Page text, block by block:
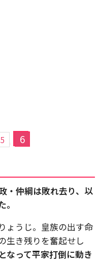
5 6
・仲綱は敗れ去り、以
ょうじ。皇族の出す命
生き残りを奮起せし
なって平家打倒に動き